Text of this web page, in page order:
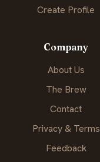
Create Profile
Company
About Us
The Brew
Contact
Privacy & Terms
Feedback